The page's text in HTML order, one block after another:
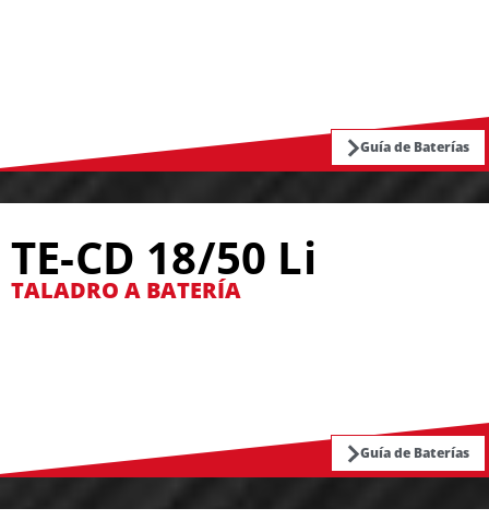
Guía de Baterías
TE-CD 18/50 Li
TALADRO A BATERÍA
Guía de Baterías